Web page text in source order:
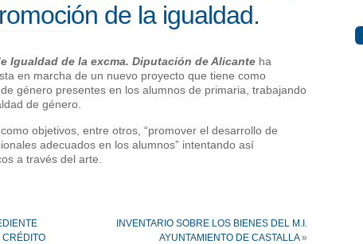
de la igualdad.
Igualdad de la excma. Diputación de Alicante ha
en marcha de un nuevo proyecto que tiene como
género presentes en los alumnos de primaria, trabajando
de género.
objetivos, entre otros, “promover el desarrollo de
adecuados en los alumnos” intentando así
a través del arte.
CRÉDITO
INVENTARIO SOBRE LOS BIENES DEL M.I.
AYUNTAMIENTO DE CASTALLA»